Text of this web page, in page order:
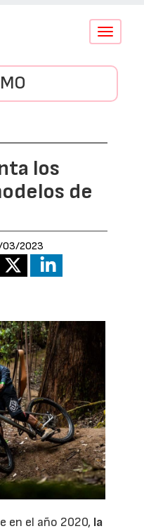
Conmutar
los
de
03/2023
en el año 2020, la